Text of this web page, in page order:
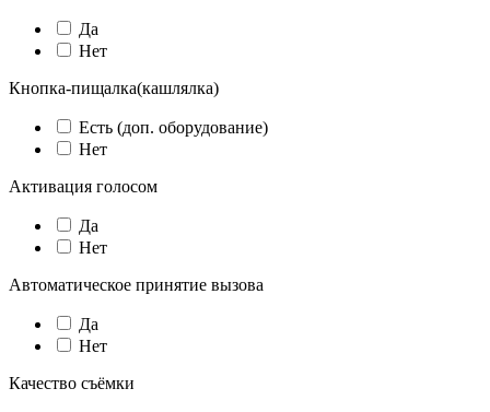
Да
Нет
Кнопка-пищалка(кашлялка)
Есть (доп. оборудование)
Нет
Активация голосом
Да
Нет
Автоматическое принятие вызова
Да
Нет
Качество съёмки